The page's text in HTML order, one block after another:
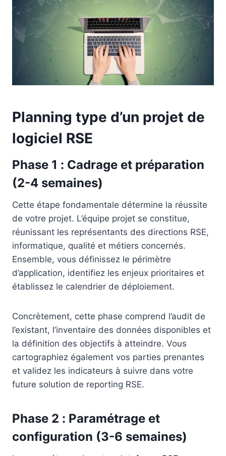
Planning type d’un projet de
logiciel RSE
Phase 1 : Cadrage et préparation
(2-4 semaines)
Cette étape fondamentale détermine la réussite
de votre projet. L’équipe projet se constitue,
réunissant les représentants des directions RSE,
informatique, qualité et métiers concernés.
Ensemble, vous définissez le périmètre
d’application, identifiez les enjeux prioritaires et
établissez le calendrier de déploiement.
Concrètement, cette phase comprend l’audit de
l’existant, l’inventaire des données disponibles et
la définition des objectifs à atteindre. Vous
cartographiez également vos parties prenantes
et validez les indicateurs à suivre dans votre
future solution de reporting RSE.
Phase 2 : Paramétrage et
configuration (3-6 semaines)